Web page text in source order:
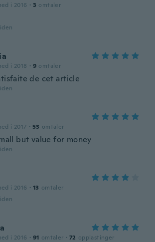
i 2016 · 3 omtaler
i 2018 · 9 omtaler
de cet article
i 2017 · 53 omtaler
but value for money
i 2016 · 13 omtaler
i 2016 · 91 omtaler · 72 opplastinger